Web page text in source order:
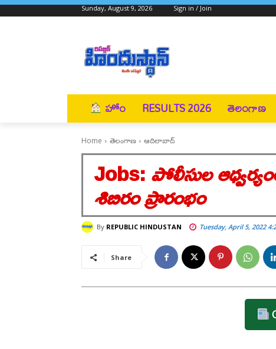
Sunday, August 9, 2026 Sign in / Join
హోం RESULTS 2026 తెలంగాణ
Home తెలంగాణ ఆదిలాబాద్
Jobs:పోలీసుల
శిబిరం ప్రారంభం
By REPUBLIC HINDUSTAN Tuesday, April 5, 2022
Share